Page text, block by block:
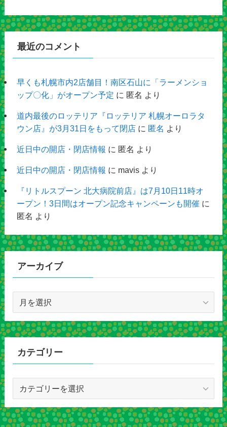
最近のコメント
早くも札幌市内2店舗目！南区石山に「ラーメンショ
ップ〇化」がオープン予定 に 匿名 より
道内最後のロッテリア『ロッテリア 札幌オーロラタ
ウン店』が3月31日をもって閉店に 匿名 より
近日中の開店・閉店情報 に 匿名 より
近日中の開店・閉店情報 に mavisより
『リトルスプーン 北大病院前店』は7月10日11時オ
ープン！3日間はオープン記念キャンペーンも開催 に
匿名 より
アーカイブ
カ
イ
カテゴリー
ゴ
リ